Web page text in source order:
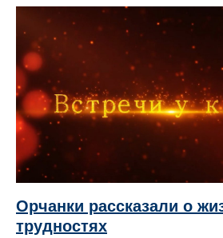
Орчанки рассказали о
трудностях